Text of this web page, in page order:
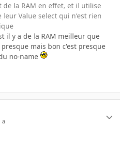
la RAM en effet, et il utilise
Value select qui n'est rien
il y a de la RAM meilleur que
mais bon c'est presque
no-name
a